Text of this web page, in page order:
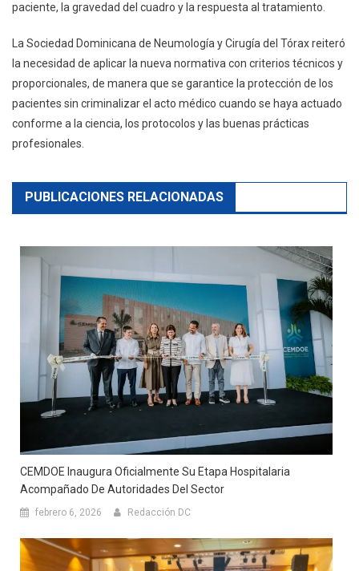
paciente, la gravedad del cuadro y la respuesta al tratamiento.
La Sociedad Dominicana de Neumología y Cirugía del Tórax reiteró
la necesidad de aplicar la nueva normativa con criterios técnicos y
proporcionales, de manera que se garantice la protección de los
pacientes sin criminalizar el acto médico cuando se haya actuado
conforme a la ciencia, los protocolos y las buenas prácticas
profesionales.
PUBLICACIONES RELACIONADAS
CEMDOE Inaugura Oficialmente Su Etapa Hospitalaria
Acompañado De Autoridades Del Sector
febrero 6, 2026 Redacción DC